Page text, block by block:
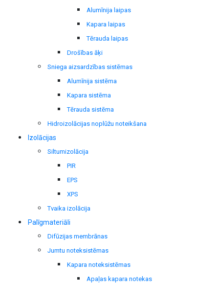
Alumīnija laipas
Kapara laipas
Tērauda laipas
Drošības āķi
Sniega aizsardzības sistēmas
Alumīnija sistēma
Kapara sistēma
Tērauda sistēma
Hidroizolācijas noplūžu noteikšana
Izolācijas
Siltumizolācija
PIR
EPS
XPS
Tvaika izolācija
Palīgmateriāli
Difūzijas membrānas
Jumtu noteksistēmas
Kapara noteksistēmas
Apaļas kapara notekas